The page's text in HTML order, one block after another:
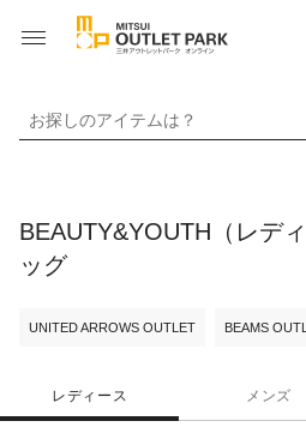
お探しのアイテムは？
BEAUTY&YOUTH（レデ
ッグ
UNITED ARROWS OUTLET BEAMS
レディース メンズ